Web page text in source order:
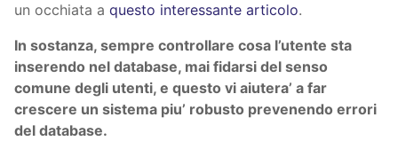
un occhiata a questo interessante articolo.
In sostanza, sempre controllare cosa l’utente sta
inserendo nel database, mai fidarsi del senso
comune degli utenti, e questo vi aiutera’ a far
crescere un sistema piu’ robusto prevenendo errori
del database.